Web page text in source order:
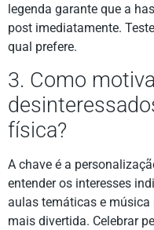
legenda garante que a
post imediatamente.
qual prefere.
3. Como
física?
A chave é a
entender os interesses
aulas temáticas e
mais divertida. Celebrar